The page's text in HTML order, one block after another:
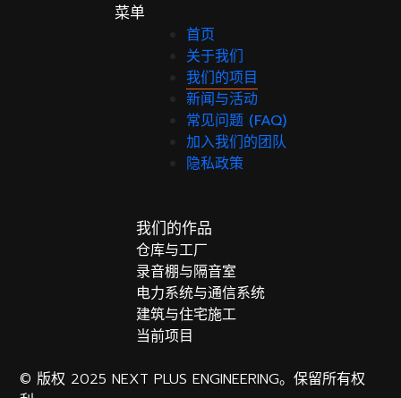
菜单
首页
关于我们
我们的项目
新闻与活动
常见问题 (FAQ)
加入我们的团队
隐私政策
我们的作品
仓库与工厂
录音棚与隔音室
电力系统与通信系统
建筑与住宅施工
当前项目
© 版权 2025 NEXT PLUS ENGINEERING。保留所有权